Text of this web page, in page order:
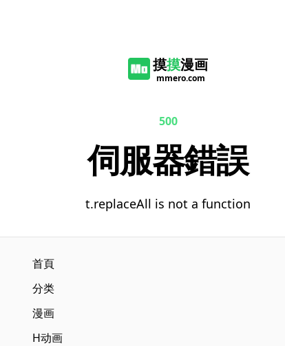
摸摸漫画
mmero.com
500
伺服器錯誤
t.replaceAll is not a function
首頁
分类
漫画
H动画